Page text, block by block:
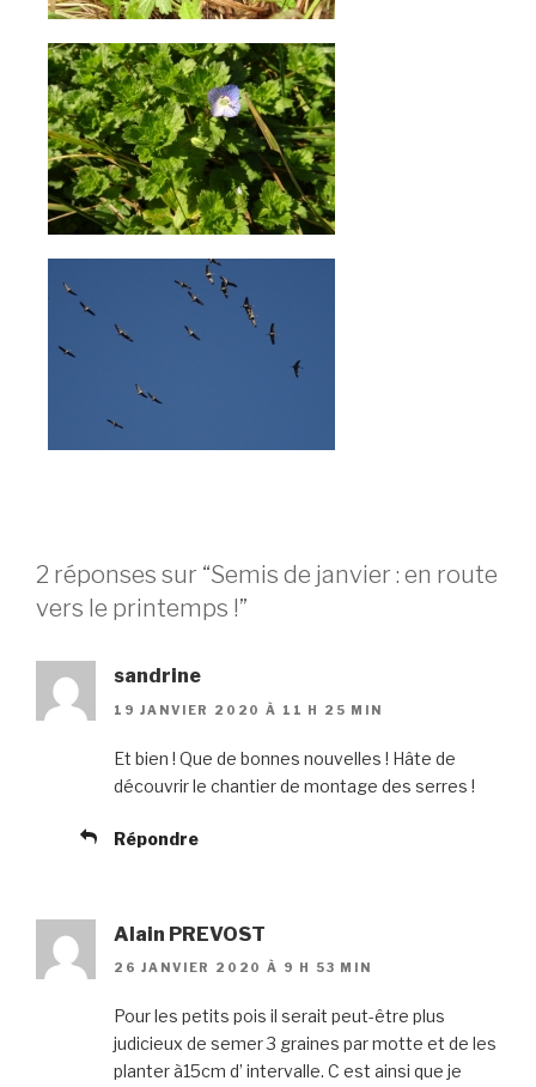
2 réponses sur “Semis de janvier : en route
vers le printemps !”
sandrine
19 JANVIER 2020 À 11 H 25 MIN
Et bien ! Que de bonnes nouvelles ! Hâte de
découvrir le chantier de montage des serres !
Répondre
Alain PREVOST
26 JANVIER 2020 À 9 H 53 MIN
Pour les petits pois il serait peut-être plus
judicieux de semer 3 graines par motte et de les
planter à15cm d’ intervalle. C est ainsi que je